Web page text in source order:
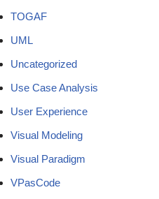
TOGAF
UML
Uncategorized
Use Case Analysis
User Experience
Visual Modeling
Visual Paradigm
VPasCode